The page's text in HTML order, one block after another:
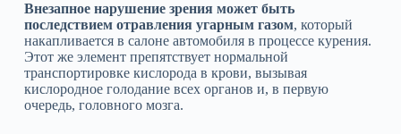
Внезапное нарушение зрения может быть
последствием отравления угарным газом, который
накапливается в салоне автомобиля в процессе курения.
Этот же элемент препятствует нормальной
транспортировке кислорода в крови, вызывая
кислородное голодание всех органов и, в первую
очередь, головного мозга.